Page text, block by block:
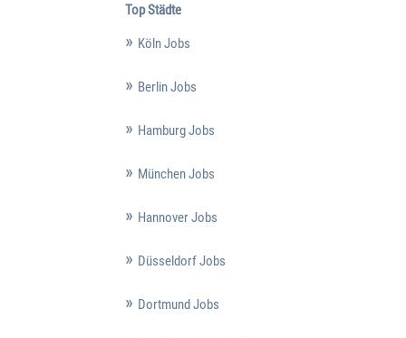
Top Städte
Köln Jobs
Berlin Jobs
Hamburg Jobs
München Jobs
Hannover Jobs
Düsseldorf Jobs
Dortmund Jobs